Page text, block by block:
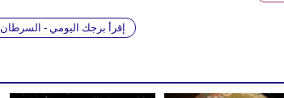
إقرأ برجك اليومي - السرطان